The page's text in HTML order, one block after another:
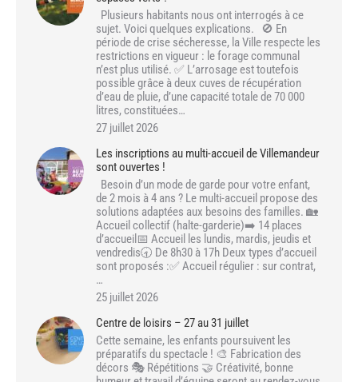
Plusieurs habitants nous ont interrogés à ce
sujet. Voici quelques explications. 🚫 En
période de crise sécheresse, la Ville respecte les
restrictions en vigueur : le forage communal
n’est plus utilisé. ✅ L’arrosage est toutefois
possible grâce à deux cuves de récupération
d’eau de pluie, d’une capacité totale de 70 000
litres, constituées…
27 juillet 2026
Les inscriptions au multi-accueil de Villemandeur
sont ouvertes !
Besoin d’un mode de garde pour votre enfant,
de 2 mois à 4 ans ? Le multi-accueil propose des
solutions adaptées aux besoins des familles. 🏡
Accueil collectif (halte-garderie)➡️ 14 places
d’accueil📅 Accueil les lundis, mardis, jeudis et
vendredis🕣 De 8h30 à 17h Deux types d’accueil
sont proposés :✅ Accueil régulier : sur contrat,
…
25 juillet 2026
Centre de loisirs – 27 au 31 juillet
Cette semaine, les enfants poursuivent les
préparatifs du spectacle ! 🎨 Fabrication des
décors 🎭 Répétitions 🤝 Créativité, bonne